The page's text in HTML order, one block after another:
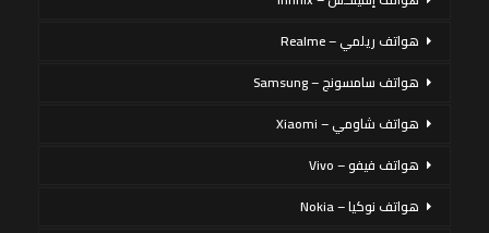
هواتف ريلمي – Realme
هواتف سامسونج – Samsung
هواتف شاومي – Xiaomi
هواتف فيفو – Vivo
هواتف نوكيا – Nokia